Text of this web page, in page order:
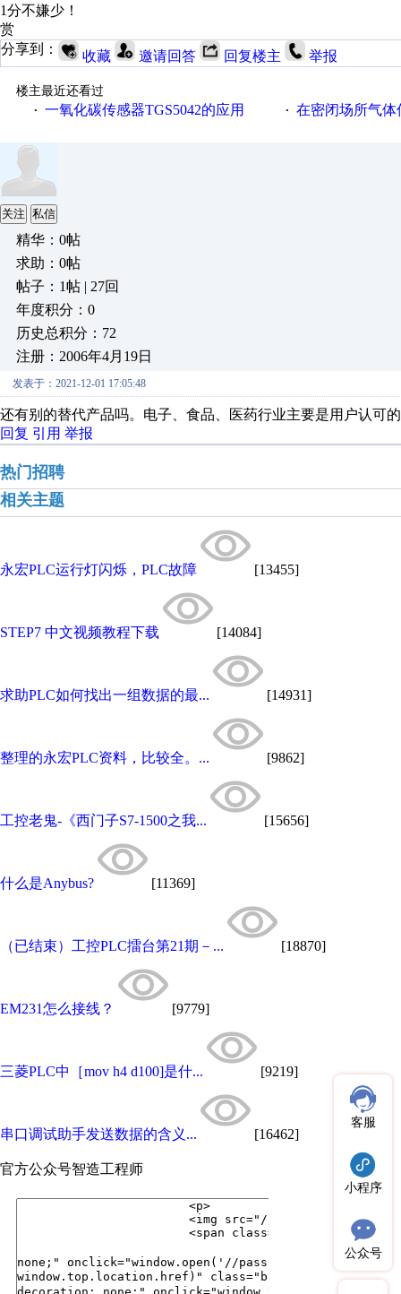
1分不嫌少！
赏
分享到：
收藏 邀请回答 回复楼主 举报
楼主最近还看过
· 一氧化碳传感器TGS5042的应用 · 在密闭场所气体传
关注 私信
精华：0帖
求助：0帖
帖子：1帖 | 27回
年度积分：0
历史总积分：72
注册：2006年4月19日
发表于：2021-12-01 17:05:48
还有别的替代产品吗。电子、食品、医药行业主要是用户认可
回复 引用 举报
热门招聘
相关主题
永宏PLC运行灯闪烁，PLC故障 [13455]
STEP7 中文视频教程下载 [14084]
求助PLC如何找出一组数据的最... [14931]
整理的永宏PLC资料，比较全。... [9862]
工控老鬼-《西门子S7-1500之我... [15656]
什么是Anybus? [11369]
（已结束）工控PLC擂台第21期－... [18870]
EM231怎么接线？ [9779]
三菱PLC中［mov h4 d100]是什... [9219]
串口调试助手发送数据的含义... [16462]
官方公众号智造工程师
客服
小程序
公众号